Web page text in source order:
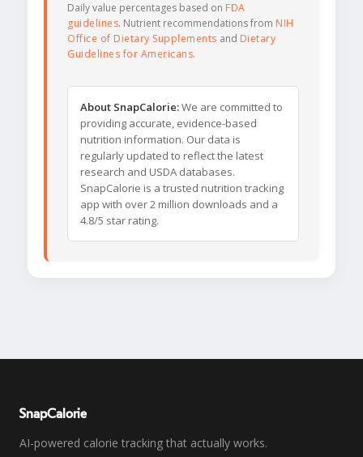
Daily value percentages based on FDA
guidelines. Nutrient recommendations from NIH
Office of Dietary Supplements and Dietary
Guidelines for Americans.
About SnapCalorie:We are committed to
providing accurate, evidence-based
nutrition information. Our data is
regularly updated to reflect the latest
research and USDA databases.
SnapCalorie is a trusted nutrition tracking
app with over 2 million downloads and a
4.8/5 star rating.
SnapCalorie
AI-powered calorie tracking that actually works.